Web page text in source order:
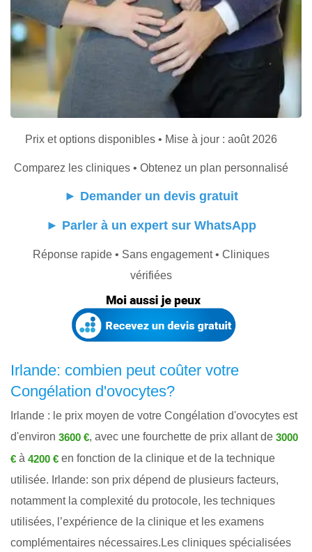
Prix et options disponibles • Mise à jour : août 2026
Comparez les cliniques • Obtenez un plan personnalisé
► Demander un devis gratuit
► Parler à un expert sur WhatsApp
Réponse rapide • Sans engagement • Cliniques
vérifiées
Irlande: combien peut coûter votre
Congélation d'ovocytes?
Irlande : le prix moyen de votre Congélation d'ovocytes est
d'environ 3600 €, avec une fourchette de prix allant de 3000
€ à 4200 € en fonction de la clinique et de la technique
utilisée. Irlande: son prix dépend de plusieurs facteurs,
notamment la complexité du protocole, les techniques
utilisées, l’expérience de la clinique et les examens
complémentaires nécessaires.Les cliniques spécialisées